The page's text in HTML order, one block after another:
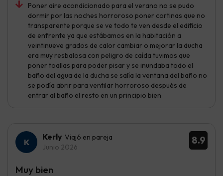
Poner aire acondicionado para el verano no se pudo
dormir por las noches horroroso poner cortinas que no
transparente porque se ve todo te ven desde el edificio
de enfrente ya que estábamos en la habitación a
veintinueve grados de calor cambiar o mejorar la ducha
era muy resbalosa con peligro de caída tuvimos que
poner toallas para poder pisar y se inundaba todo el
baño del agua de la ducha se salía la ventana del baño no
se podía abrir para ventilar horroroso después de
entrar al baño el resto en un principio bien
8.9
Kerly Viajó en pareja
Junio 2026
Muy bien